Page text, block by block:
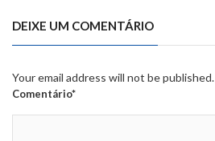
DEIXE UM COMENTÁRIO
Your email address will not be published.
Comentário*